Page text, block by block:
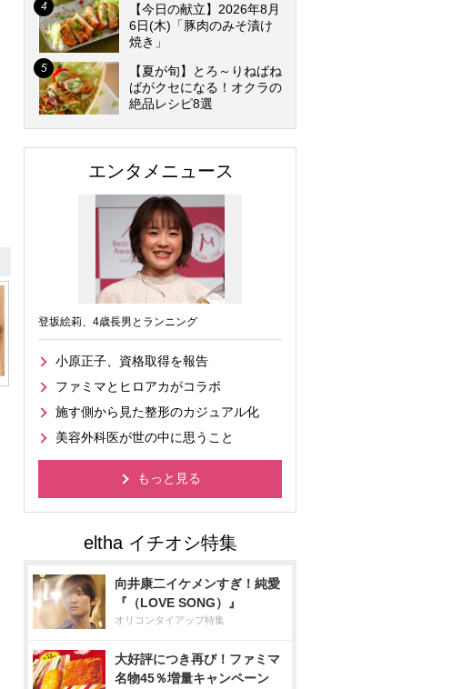
【今日の献立】2026年8月
6日(木)「豚肉のみそ漬け
焼き」
【夏が旬】とろ～りねばね
ばがクセになる！オクラの
絶品レシピ8選
エンタメニュース
登坂絵莉、4歳長男とランニング
小原正子、資格取得を報告
ファミマとヒロアカがコラボ
施す側から見た整形のカジュアル化
美容外科医が世の中に思うこと
もっと見る
向井康二イケメンすぎ！純愛
『（LOVE SONG）』
オリコンタイアップ特集
大好評につき再び！ファミマ
名物45％増量キャンペーン